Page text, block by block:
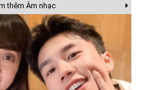
thêm Âm nhạc